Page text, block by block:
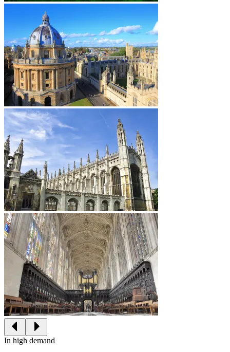
In high demand